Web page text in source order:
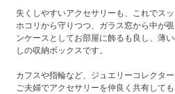
失くしやすいアクセサリーも、これでス
ホコリから守りつつ、ガラス窓から中が
ンケースとしてお部屋に飾るも良し、薄
しの収納ボックスです。
カフスや指輪など、ジュエリーコレクタ
ご夫婦でアクセサリーを仲良く共有しても